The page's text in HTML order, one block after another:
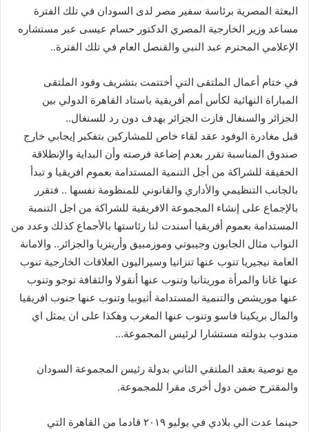
البعثة المصرية برئاسة سفير مصر لدى السودان في تلك الفترة
مساعد وزير الخارجية المصري الدكتور حسام عيسى عبر مستشاره
الإعلامي المحترم عبد النبي والقنصل العام في تلك الفترة..
في ختام أعمال الملتقى التي أختتمت بتشريف وفود الملتقى
المباراة النهائية لكأس أمم أفريقية باستاد القاهرة الدولي بين
الجزائر والسنغال فازت الجزائر بهدف دون رد للسنغال..
قبل مغادرة الوفود عقد لقاء خاص للمشاركين بتفكير إيجابي خارج
صندوق المناسبة تقرر بعدم إضاعة فرصته وأن البداية والإنطلاقة
الحقيقة للشراكة من أجل التنمية المستدامة بعموم افريقيا و تبدأ
بالجانب التنظيمي والأداري والقانوني للمنظومة نفسها .. فتقرر
بالإجماع على إنشاء المجموعة الافريقية للشراكة من اجل التنمبة
المستدامة بعموم أفريقيا أسندت لنا رئاستها بالأجماع كذلك وعدد من
النواب مثال الجابون وجيبوتي وموزمبيق وأريتريا والجزائر.. والامانة
العامة نيجيريا تنوب عنها تنزانيا وسيراليون العلاقات الخارجية تنوب
عنها غانا والمرأة موريتانيا وتنوب عنها أنقولا والثقافة توجو وتنوب
عنها موريشص والتنمية المستدامة أثيوبيا وتنوب عنها جنوب افريقيا
والمال بريكينا فاسو وتنوب عنها المغرب وهكذا على ان يمثل اي
مندوب بدولته مستشارا لرئيس المجموعة…
مع توصية بعقد الملتقي الثاني بدولة رئيس المجموعة السودان
والمقترح ضمن دول أخرى مقرا للمجموعة.
حينما عدت الي بلادي في يوليو ٢٠١٩ قادما من القاهرة التي